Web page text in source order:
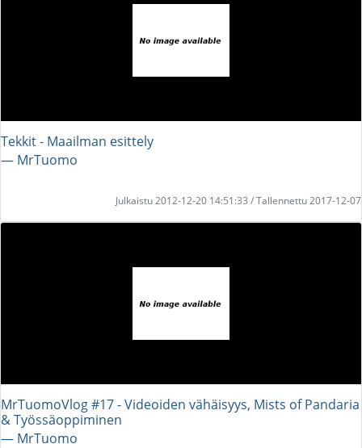
Tekkit - Maailman esittely
― MrTuomo
Julkaistu 2012-12-20 14:51:33 / Tallennettu 2017-12-07
MrTuomoVlog #17 - Videoiden vähäisyys, Mists of Pandaria
& Työssäoppiminen
― MrTuomo